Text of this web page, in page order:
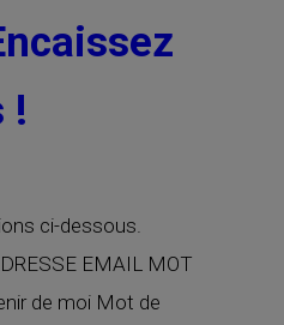
!
ci-dessous.
EMAIL MOT
de moi Mot de